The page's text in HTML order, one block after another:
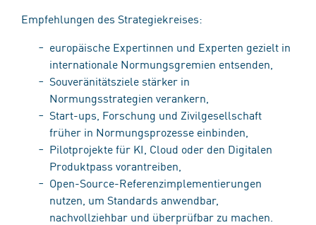
Empfehlungen des Strategiekreises:
europäische Expertinnen und Experten gezielt in
internationale Normungsgremien entsenden,
Souveränitätsziele stärker in
Normungsstrategien verankern,
Start-ups, Forschung und Zivilgesellschaft
früher in Normungsprozesse einbinden,
Pilotprojekte für KI, Cloud oder den Digitalen
Produktpass vorantreiben,
Open-Source-Referenzimplementierungen
nutzen, um Standards anwendbar,
nachvollziehbar und überprüfbar zu machen.